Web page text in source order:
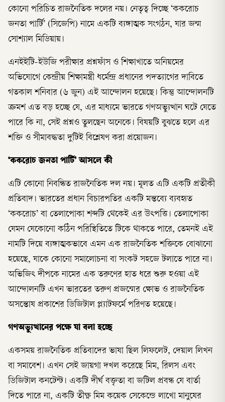
কোনো পরিচিত রাজনৈতিক দলের নয়। নেতৃত্ব দিচ্ছে ‘ককরোচ
জনতা পার্টি’ (সিজেপি) নামে একটি ব্যঙ্গাত্মক সংগঠন, যার জন্ম
সোশ্যাল মিডিয়ায়।
এনইইটি-ইউজি পরীক্ষার প্রশ্নফাঁস ও শিক্ষাখাতে অনিয়মের
অভিযোগে কেন্দ্রীয় শিক্ষামন্ত্রী ধর্মেন্দ্র প্রধানের পদত্যাগের দাবিতে
গতকাল শনিবার (৬ জুন) এই আন্দোলন হয়েছে। কিন্তু আন্দোলনটি
ক্রমশ এত বড় হচ্ছে যে, এর মাধ্যমে ভারতে গণঅভ্যুত্থান ঘটে যেতে
পারে কি না, সেই প্রশ্নও তুলছেন অনেকে। বিষয়টি বুঝতে হলে এর
শক্তি ও সীমাবদ্ধতা দুটিই বিশ্লেষণ করা প্রয়োজন।
‘ককরোচ জনতা পার্টি’ আসলে কী
এটি কোনো নিবন্ধিত রাজনৈতিক দল নয়। মূলত এটি একটি প্রতীকী
প্রতিবাদ। ভারতের প্রধান বিচারপতির একটি মন্তব্যে ব্যবহৃত
‘ককরোচ’ বা তেলাপোকা শব্দটি থেকেই এর উৎপত্তি। তেলাপোকা
যেমন যেকোনো কঠিন পরিস্থিতিতে টিকে থাকতে পারে, তেমনই এই
নামটি দিয়ে ব্যঙ্গাত্মকভাবে এমন এক রাজনৈতিক শক্তিকে বোঝানো
হয়েছে, যাকে কোনো সমালোচনা বা সংকট সহজে টলাতে পারে না।
অভিজিৎ দীপকে নামের এক তরুণের হাত ধরে শুরু হওয়া এই
আন্দোলনটি এখন ভারতের তরুণ প্রজন্মের ক্ষোভ ও রাজনৈতিক
অসন্তোষ প্রকাশের ডিজিটাল প্ল্যাটফর্মে পরিণত হয়েছে।
গণঅভ্যুত্থানের পক্ষে যা বলা হচ্ছে
একসময় রাজনৈতিক প্রতিবাদের ভাষা ছিল লিফলেট, দেয়াল লিখন
বা সমাবেশ। এখন সেই জায়গা দখল করেছে মিম, রিলস এবং
ডিজিটাল কনটেন্ট। একটি দীর্ঘ বক্তৃতা বা জটিল প্রবন্ধ যে বার্তা
দিতে পারে না, একটি তীক্ষ্ণ মিম কয়েক সেকেন্ডে লাখো মানুষের